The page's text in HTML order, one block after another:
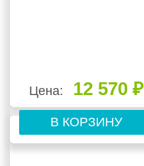
Цена: 12 570 ₽
В КОРЗИНУ